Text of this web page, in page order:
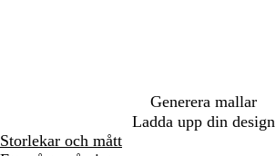
Generera mallar
Ladda upp din design
Storlekar och mått